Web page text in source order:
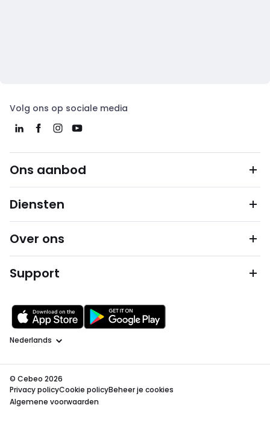
Volg ons op sociale media
Ons aanbod
Diensten
Over ons
Support
Taal
© Cebeo 2026
Privacy policyCookie policyBeheer je cookies
Algemene voorwaarden